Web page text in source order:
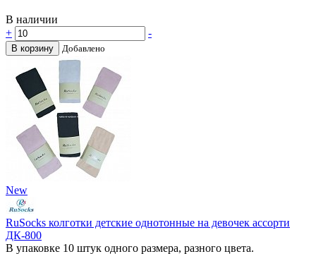
В наличии
+
-
В корзину Добавлено
New
RuSocks колготки детские однотонные на девочек ассорти
ДК-800
В упаковке 10 штук одного размера, разного цвета.